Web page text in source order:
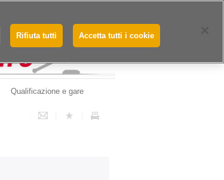
Qualificazione e gare
Rifiuta tutti Accetta tutti i cookie